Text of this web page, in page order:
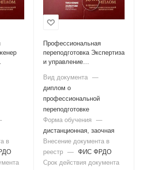
в
Профессиональная
переподготовка Экспертиза
и управление
Вид документа —
диплом о
профессиональной
переподготовке
Форма обучения
—
дистанционная, заочная
Внесение документа в
реестр — ФИС ФРДО
Срок действия документа